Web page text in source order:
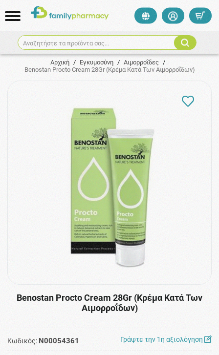
Αναζητήστε τα προϊόντα σας...
Αρχική / Εγκυμοσύνη / Αιμορροΐδες /
Benostan Procto Cream 28Gr (Κρέμα Κατά Των Αιμορροΐδων)
Benostan Procto Cream 28Gr (Κρέμα Κατά Των
Αιμορροΐδων)
Κωδικός: N00054361 Γράψτε την 1η αξιολόγηση